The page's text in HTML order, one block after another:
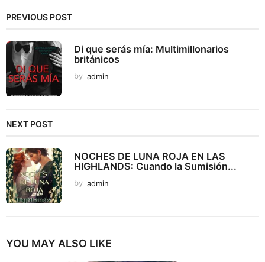
PREVIOUS POST
Di que serás mía: Multimillonarios
británicos
by admin
NEXT POST
NOCHES DE LUNA ROJA EN LAS
HIGHLANDS: Cuando la Sumisión...
by admin
YOU MAY ALSO LIKE